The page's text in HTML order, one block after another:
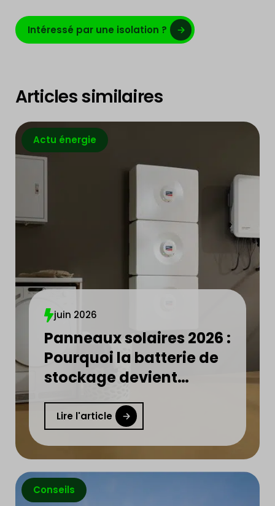
Intéressé par une isolation ?
Articles similaires
Actu énergie
juin 2026
Panneaux solaires 2026 :
Pourquoi la batterie de
stockage devient
indispensable ?
Lire l'article
Conseils